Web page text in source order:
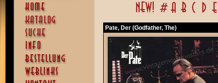
Pate, Der (Godfather, The)